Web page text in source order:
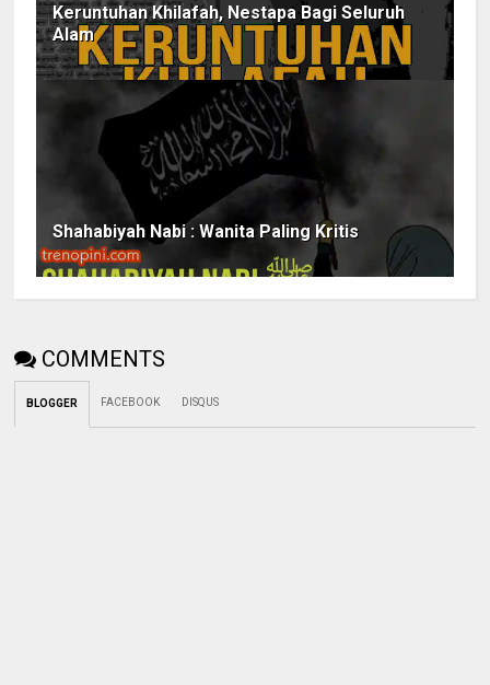
Keruntuhan Khilafah, Nestapa Bagi Seluruh
Alam
Shahabiyah Nabi : Wanita Paling Kritis
COMMENTS
BLOGGER FACEBOOK DISQUS